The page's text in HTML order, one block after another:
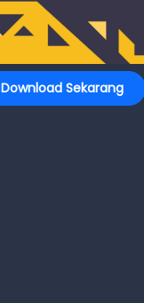
Download Sekarang